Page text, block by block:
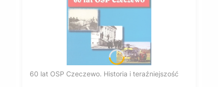
60 lat OSP Czeczewo. Historia i teraźniejszość